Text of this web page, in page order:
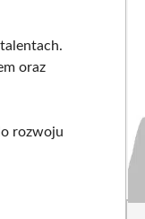
oraz
rozwoju